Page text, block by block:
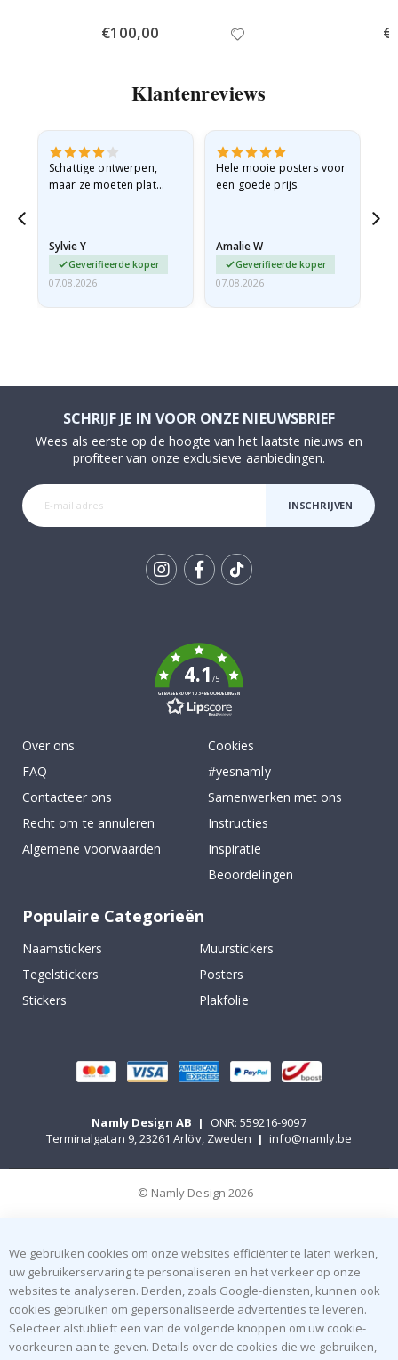
Special
Price
€100,00
Klantenreviews
Schattige ontwerpen,
maar ze moeten plat
beetje…
Sylvie Y
Geverifieerde koper
07.08.2026
Hele mooie posters voor
een goede prijs.
Amalie W
Geverifieerde koper
07.08.2026
SCHRIJF JE IN VOOR ONZE NIEUWSBRIEF
Wees als eerste op de hoogte van het laatste nieuws en
profiteer van onze exclusieve aanbiedingen.
INSCHRIJVEN
4.1/5
GEBASEERD OP 1034 BEOORDELINGEN
Over ons
FAQ
Contacteer ons
Recht om te annuleren
Algemene voorwaarden
Cookies
#yesnamly
Samenwerken met ons
Instructies
Inspiratie
Beoordelingen
Populaire Categorieën
Naamstickers
Muurstickers
Tegelstickers
Posters
Stickers
Plakfolie
Namly Design AB |
ONR: 559216-9097
Terminalgatan 9, 23261 Arlöv, Zweden | info@namly.be
© Namly Design 2026
We gebruiken cookies om onze websites efficiënter te laten werken,
uw gebruikerservaring te personaliseren en het verkeer op onze
websites te analyseren. Derden, zoals Google-diensten, kunnen ook
cookies gebruiken om gepersonaliseerde advertenties te leveren.
Selecteer alstublieft een van de volgende knoppen om uw cookie-
voorkeuren aan te geven. Details over de cookies die we gebruiken,